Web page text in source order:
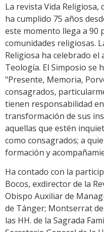
La revista Vida
ha cumplido 75 años
este momento llega a 90
comunidades religiosas.
Religiosa ha celebrado
Teología. El Simposio se
"Presente, Memoria,
consagrados,
tienen responsabilidad
transformación de sus
aquellas que estén
como consagrados; a
formación y
Ha contado con la
Bocos, exdirector de la
Obispo Auxiliar de
de Tánger; Montserrat
las HH. de la Sagrada